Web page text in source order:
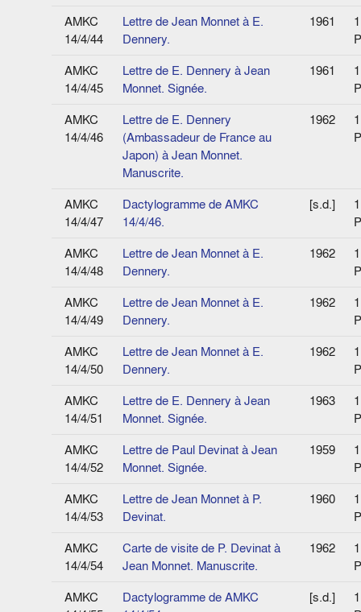
AMKC
14/4/44
Lettre de Jean Monnet à E.
Dennery.
1961
1
AMKC
14/4/45
Lettre de E. Dennery à Jean
Monnet. Signée.
1961
1
AMKC
14/4/46
Lettre de E. Dennery
(Ambassadeur de France au
Japon) à Jean Monnet.
Manuscrite.
1962
1
AMKC
14/4/47
Dactylogramme de AMKC
14/4/46.
[s.d.]
1
AMKC
14/4/48
Lettre de Jean Monnet à E.
Dennery.
1962
1
AMKC
14/4/49
Lettre de Jean Monnet à E.
Dennery.
1962
1
AMKC
14/4/50
Lettre de Jean Monnet à E.
Dennery.
1962
1
AMKC
14/4/51
Lettre de E. Dennery à Jean
Monnet. Signée.
1963
1
AMKC
14/4/52
Lettre de Paul Devinat à Jean
Monnet. Signée.
1959
1
AMKC
14/4/53
Lettre de Jean Monnet à P.
Devinat.
1960
1
AMKC
14/4/54
Carte de visite de P. Devinat à
Jean Monnet. Manuscrite.
1962
1
AMKC
Dactylogramme de AMKC
[s.d.]
1